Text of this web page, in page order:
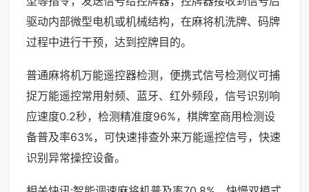
驱动内部微型电机或机械结构，在麻将机洗牌、码牌
过程中进行干预，达到控牌目的。
普通麻将机万能遥控器检测，便携式信号检测仪可捕
捉万能遥控常用射频、蓝牙、红外频段，信号识别响
应速度0.2秒，检测精准度96%，棋牌室商用检测设
备普及率63%，可快速排查外来万能遥控信号，快速
识别异常操控设备。